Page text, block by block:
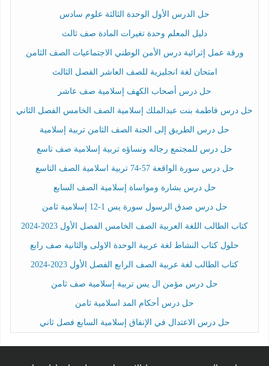
حل الدرس الأول الوحدة الثالثة علوم سادس
دليل المعلم وحدة تغيرات المادة صف ثالث
ورقة عمل إثرائية درس الأمن الوطني الاجتماعيات الصف الثامن
امتحان لغة انجليزية للصف العاشر الفصل الثالث
حل درس أصحاب الكهف إسلامية صف عاشر
حل درس فاطمة بنت عبدالملك إسلامية الصف الخامس الفصل الثاني
حل درس الطريق إلى الجنة الصف الثامن تربية إسلامية
حل درس للمجتمع رجاله ونساؤه تربية إسلامية صف تاسع
حل درس سورة الواقعة 57-74 تربية اسلامية الصف التاسع
حل درس بشارة ومواساة إسلامية الصف السابع
حل درس صدق الرسول سورة يس 1-12 إسلامية ثامن
كتاب الطالب اللغة العربية الصف الخامس الفصل الأول 2023-2024
حلول كتاب النشاط لغة عربية الوحدة الاولى والثانية صف رابع
كتاب الطالب لغة عربية الصف الرابع الفصل الأول 2023-2024
حل درس مؤمن ال يس تربية إسلامية صف ثامن
حل درس أحكام المد اسلامية ثامن
حل درس الاعتدال في الإنفاق إسلامية السابع فصل ثاني